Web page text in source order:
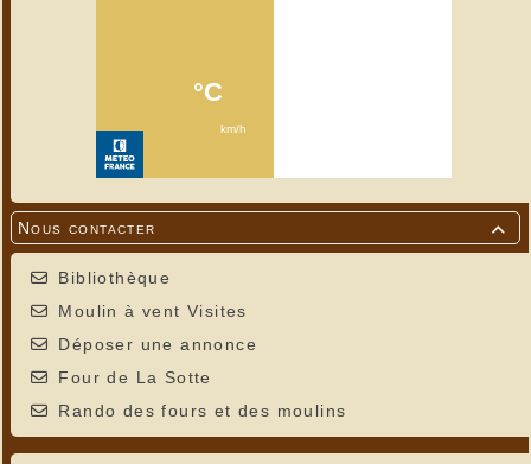

Nous contacter
Bibliothèque
Moulin à vent Visites
Déposer une annonce
Four de La Sotte
Rando des fours et des moulins